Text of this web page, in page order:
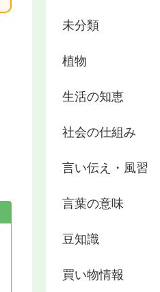
未分類
植物
生活の知恵
社会の仕組み
言い伝え・風習
言葉の意味
豆知識
買い物情報